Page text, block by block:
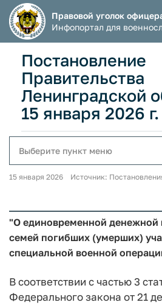
Правовой уголок
Инфопортал для
Постановление
Правительства
Ленинградской
15 января 2026
Выберите пункт меню
15 января 2026 Источник:
"О единовременной денежной
семей погибших (умерших)
специальной военной
В соответствии с частью 3
Федерального закона от 21